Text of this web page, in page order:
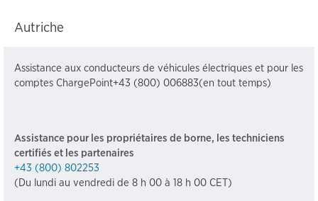
Autriche
Assistance aux conducteurs de véhicules électriques et pour les
comptes ChargePoint+43 (800) 006883(en tout temps)
Assistance pour les propriétaires de borne, les techniciens
certifiés et les partenaires
+43 (800) 802253
(Du lundi au vendredi de 8 h 00 à 18 h 00 CET)